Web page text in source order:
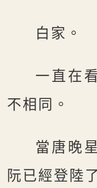
白家。
一直在
不相同。
當唐晚
阮已經登陸